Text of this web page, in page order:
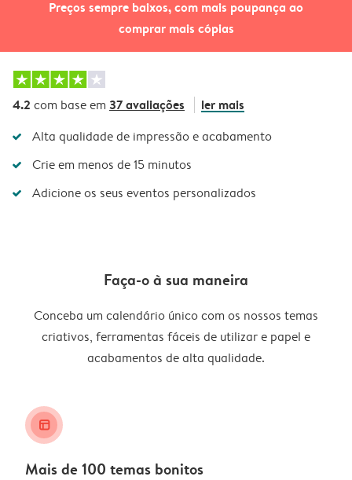
Preços sempre baixos, com mais poupança ao
comprar mais cópias
4.2 com base em 37 avaliações ler mais
Alta qualidade de impressão e acabamento
Crie em menos de 15 minutos
Adicione os seus eventos personalizados
Faça-o à sua maneira
Conceba um calendário único com os nossos temas
criativos, ferramentas fáceis de utilizar e papel e
acabamentos de alta qualidade.
layout_alt
Mais de 100 temas bonitos